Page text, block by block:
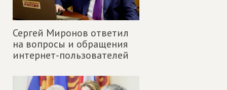
Сергей Миронов ответил
на вопросы и обращения
интернет-пользователей